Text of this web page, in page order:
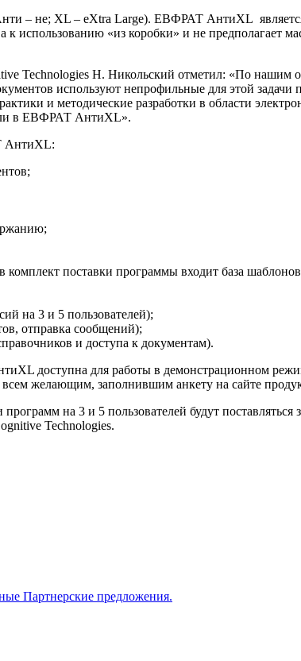
– не; XL – eXtra Large). ЕВФРАТ АнтиXL
использованию «из коробки» и не предполагает
Technologies Н. Никольский отметил: «По нашим
используют непрофильные для этой
и методические разработки в области
в ЕВФРАТ АнтиXL».
АнтиXL:
поставки программы входит база
на 3 и 5 пользователей);
отправка сообщений);
и доступа к документам).
доступна для работы в демонстрационном
всем желающим, заполнившим анкету на сайте
на 3 и 5 пользователей будут
Technologies.
Партнерские предложения.